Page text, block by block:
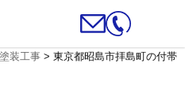
装工事> 東京都昭島市拝島町の付帯